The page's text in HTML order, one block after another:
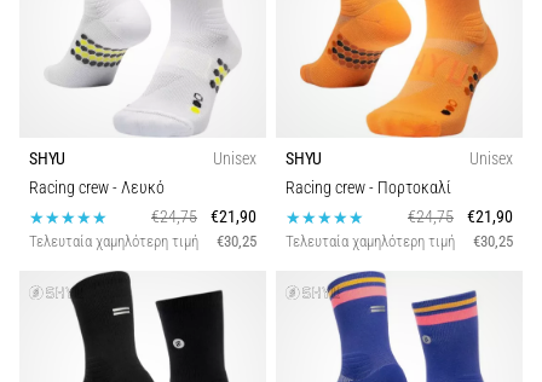
SHYU
Unisex
Racing crew- Λευκό
€24,75
€21,90
Τελευταία χαμηλότερη τιμή €30,25
SHYU
Unisex
Racing crew- Πορτοκαλί
€24,75
€21,90
Τελευταία χαμηλότερη τιμή €30,25